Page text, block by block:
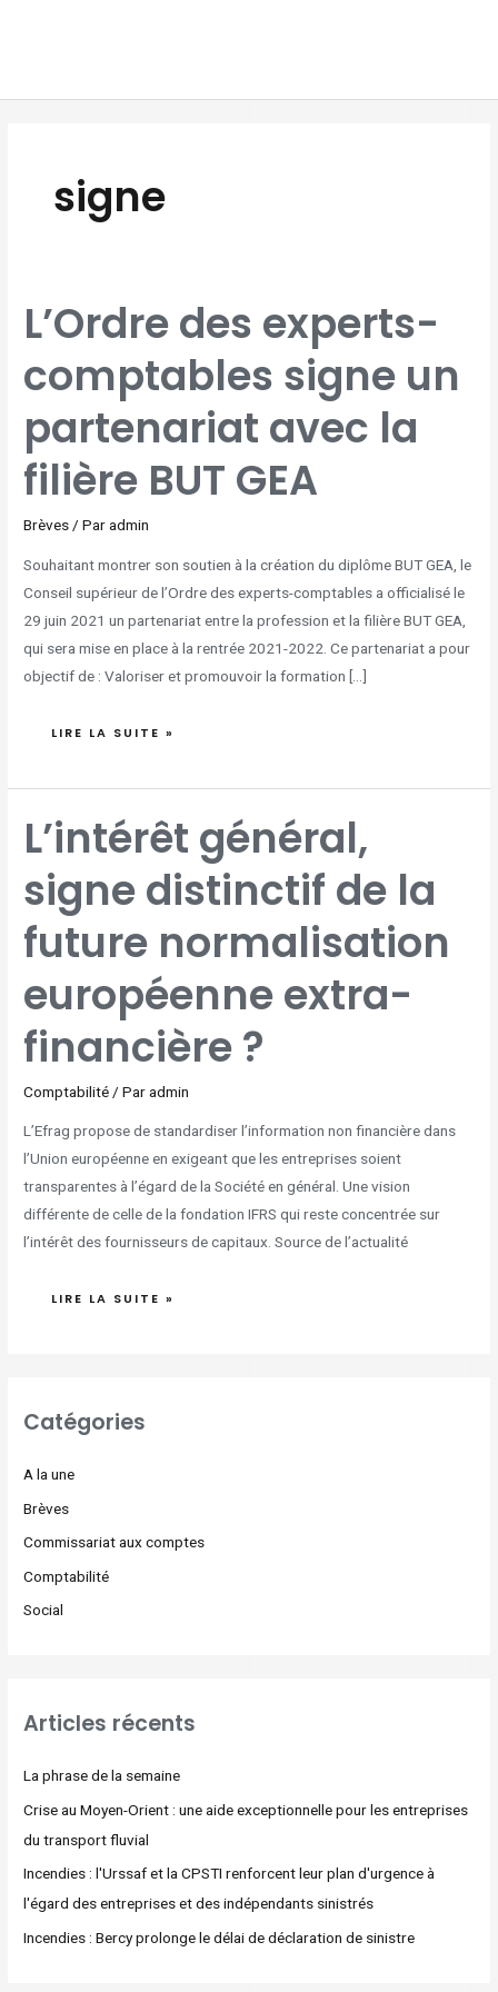
signe
L’Ordre des experts-
comptables signe un
partenariat avec la
filière BUT GEA
Brèves/ Paradmin
Souhaitant montrer son soutien à la création du diplôme BUT GEA, le
Conseil supérieur de l’Ordre des experts-comptables a officialisé le
29 juin 2021 un partenariat entre la profession et la filière BUT GEA,
qui sera mise en place à la rentrée 2021-2022. Ce partenariat a pour
objectif de : Valoriser et promouvoir la formation […]
DES
EXPERTS-
COMPTABLES
PARTENARIAT
AVEC
LA
GEA
LIRE LA SUITE »
L’intérêt général,
signe distinctif de la
future normalisation
européenne extra-
financière ?
Comptabilité / Paradmin
L’Efrag propose de standardiser l’information non financière dans
l’Union européenne en exigeant que les entreprises soient
transparentes à l’égard de la Société en général. Une vision
différente de celle de la fondation IFRS qui reste concentrée sur
l’intérêt des fournisseurs de capitaux. Source de l’actualité
L’INTÉRÊT
GÉNÉRAL,
SIGNE
DISTINCTIF
LA
FUTURE
NORMALISATION
EUROPÉENNE
EXTRA-
FINANCIÈRE
?
LIRE LA SUITE »
Catégories
A la une
Brèves
Commissariat aux comptes
Comptabilité
Social
Articles récents
La phrase de la semaine
Crise au Moyen-Orient : une aide exceptionnelle pour les entreprises
du transport fluvial
Incendies : l'Urssaf et la CPSTI renforcent leur plan d'urgence à
l'égard des entreprises et des indépendants sinistrés
Incendies : Bercy prolonge le délai de déclaration de sinistre